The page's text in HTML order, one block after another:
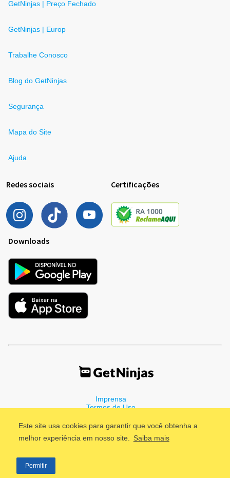
Este site usa cookies para garantir que você obtenha a
melhor experiência em nosso site. Saiba mais
Permitir
GetNinjas | Preço Fechado
GetNinjas | Europ
Trabalhe Conosco
Blog do GetNinjas
Segurança
Mapa do Site
Ajuda
Redes sociais Certificações
Downloads
Imprensa
Termos de Uso
©2011 - 2026, GetNinjas LTDA. CNPJ 55.744.877/0001-89 - Rua
Dr. Fernandes Coelho, 85 - 3º andar - São Paulo/SP - Brasil